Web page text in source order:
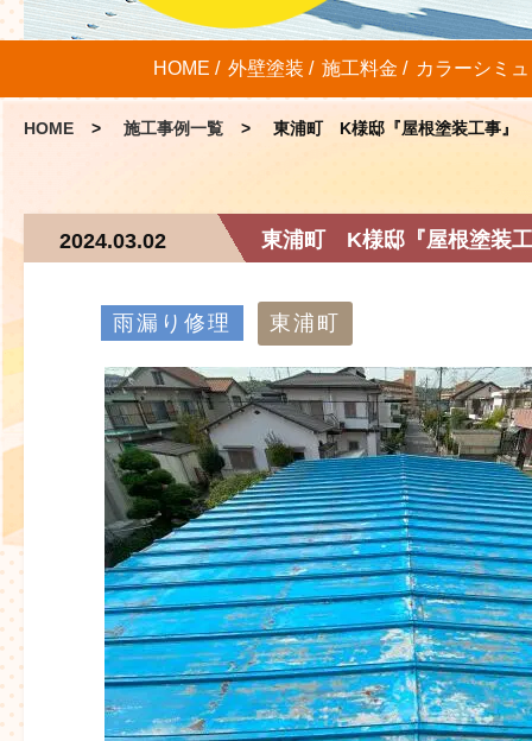
HOME 外壁塗装 施工料金 カラーシミ
HOME 施工事例一覧 東浦町 K様邸『屋根塗装工事』
東浦町 K様邸『屋根塗装
2024.03.02
雨漏り修理 東浦町